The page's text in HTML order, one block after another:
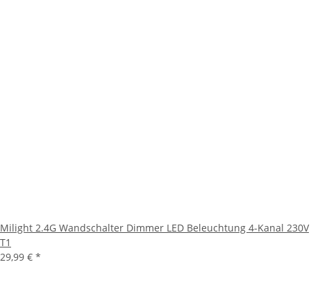
Milight 2.4G Wandschalter Dimmer LED Beleuchtung 4-Kanal 230V
T1
29,99 € *